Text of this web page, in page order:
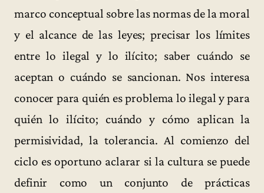
marco conceptual sobre las normas de la moral
y el alcance de las leyes; precisar los límites
entre lo ilegal y lo ilícito; saber cuándo se
aceptan o cuándo se sancionan. Nos interesa
conocer para quién es problema lo ilegal y para
quién lo ilícito; cuándo y cómo aplican la
permisividad, la tolerancia. Al comienzo del
ciclo es oportuno aclarar si la cultura se puede
definir como un conjunto de prácticas